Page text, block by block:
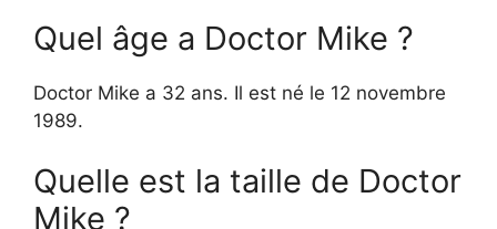
Quel âge a Doctor Mike ?
Doctor Mike a 32 ans. Il est né le 12 novembre
1989.
Quelle est la taille de Doctor
Mike ?